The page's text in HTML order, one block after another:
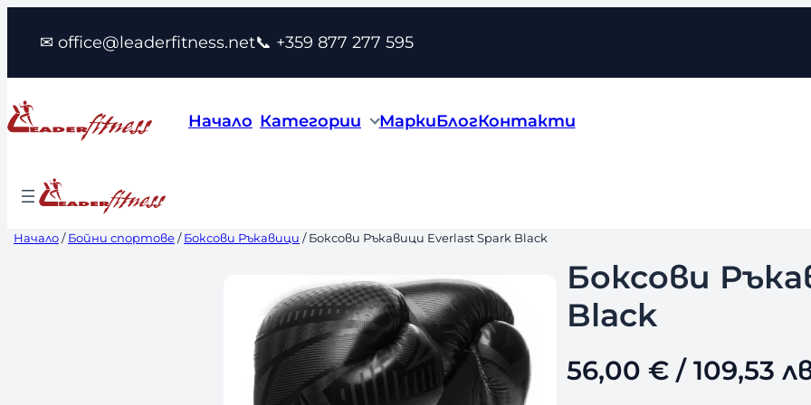
съдържанието
✉ office@leaderfitness.net📞 +359 877 277 595
Начало Категории МаркиБлогКонтакти
Начало/Бойни спортове/Боксови Ръкавици / Боксови Ръкавици Everlast Spark Black
Боксови
Black
56,00 €/ 109,53